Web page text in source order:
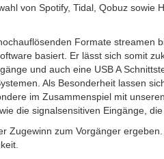
von Spotify, Tidal, Qobuz
Formate
basiert. Er lässt sich somit
und auch eine USB A
Als Besonderheit lassen
im Zusammenspiel mit
die signalsensitiven Eingänge,
Zugewinn zum Vorgänger